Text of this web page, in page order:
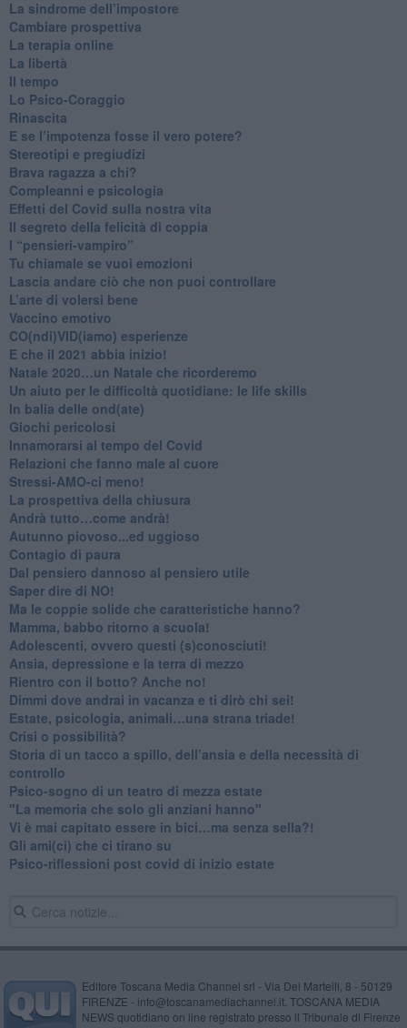
​La sindrome dell’impostore
​Cambiare prospettiva
La terapia online
La libertà
​Il tempo
​Lo Psico-Coraggio
Rinascita
​E se l’impotenza fosse il vero potere?
Stereotipi e pregiudizi
​Brava ragazza a chi?
​Compleanni e psicologia
Effetti del Covid sulla nostra vita
Il segreto della felicità di coppia
​I “pensieri-vampiro”
​Tu chiamale se vuoi emozioni
​Lascia andare ciò che non puoi controllare
L’arte di volersi bene
​Vaccino emotivo
CO(ndi)VID(iamo) esperienze
​E che il 2021 abbia inizio!
​Natale 2020…un Natale che ricorderemo
Un aiuto per le difficoltà quotidiane: le life skills
​In balia delle ond(ate)
Giochi pericolosi
Innamorarsi al tempo del Covid
​Relazioni che fanno male al cuore
​Stressi-AMO-ci meno!
​La prospettiva della chiusura
​Andrà tutto…come andrà!
Autunno piovoso...ed uggioso
​Contagio di paura
​Dal pensiero dannoso al pensiero utile
​Saper dire di NO!
​Ma le coppie solide che caratteristiche hanno?
​Mamma, babbo ritorno a scuola!
Adolescenti, ovvero questi (s)conosciuti!
Ansia, depressione e la terra di mezzo
​Rientro con il botto? Anche no!
Dimmi dove andrai in vacanza e ti dirò chi sei!
​Estate, psicologia, animali…una strana triade!
​Crisi o possibilità?
​Storia di un tacco a spillo, dell’ansia e della necessità di
controllo
​Psico-sogno di un teatro di mezza estate
"La memoria che solo gli anziani hanno"
​Vi è mai capitato essere in bici…ma senza sella?!
​Gli ami(ci) che ci tirano su
Psico-riflessioni post covid di inizio estate
Editore Toscana Media Channel srl - Via Dei Martelli, 8 - 50129
FIRENZE - info@toscanamediachannel.it. TOSCANA MEDIA
NEWS quotidiano on line registrato presso il Tribunale di Firenze